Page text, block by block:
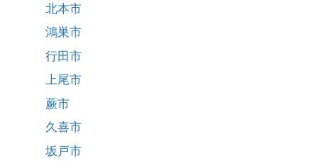
北本市
鴻巣市
行田市
上尾市
蕨市
久喜市
坂戸市